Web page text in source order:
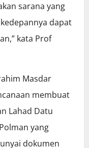
sarana yang
dapat
kata Prof
Masdar
membuat
Lahad Datu
yang
dokumen